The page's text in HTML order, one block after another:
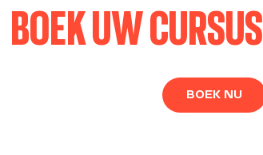
BOEK UW CURSUS
BOEK NU